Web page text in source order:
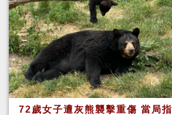
72歲女子遭灰熊襲擊重傷 當局指